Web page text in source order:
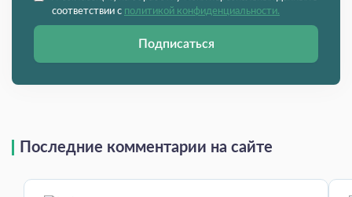
соответствии с политикой конфиденциальности.
Подписаться
Последние комментарии на сайте